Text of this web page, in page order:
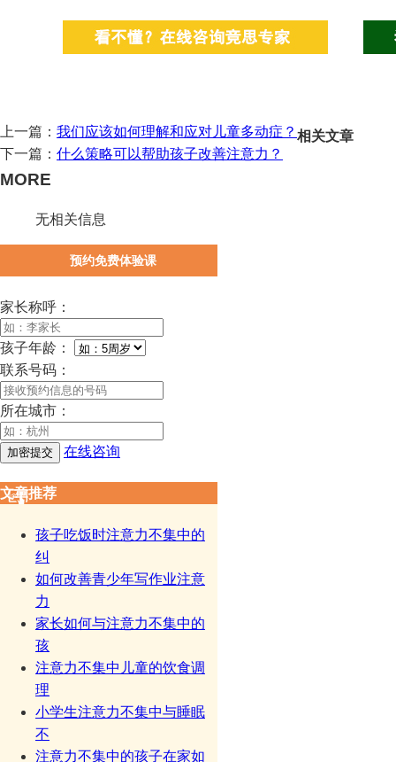
上一篇： 我们应该如何理解和应对儿童多动症？
下一篇： 什么策略可以帮助孩子改善注意力？
相关文章
MORE
无相关信息
预约免费体验课
家长称呼：
孩子年龄：
联系号码：
所在城市：
在线咨询
文章推荐
孩子吃饭时注意力不集中的
纠
如何改善青少年写作业注意
力
家长如何与注意力不集中的
孩
注意力不集中儿童的饮食调
理
小学生注意力不集中与睡眠
不
注意力不集中的孩子在家如